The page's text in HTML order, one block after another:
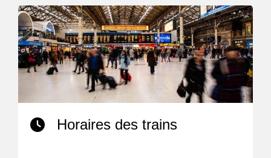
Horaires des trains